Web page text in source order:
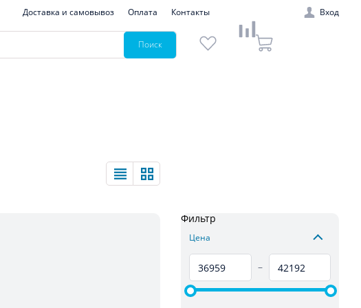
Доставка и самовывоз Оплата Контакты Вход
Поиск
Фильтр
Цена
–